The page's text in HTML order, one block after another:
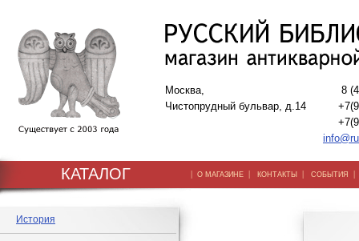
Москва,
Чистопрудный бульвар, д.14
8
КАТАЛОГ | О МАГАЗИНЕ | КОНТАКТЫ | СОБЫТИЯ
История